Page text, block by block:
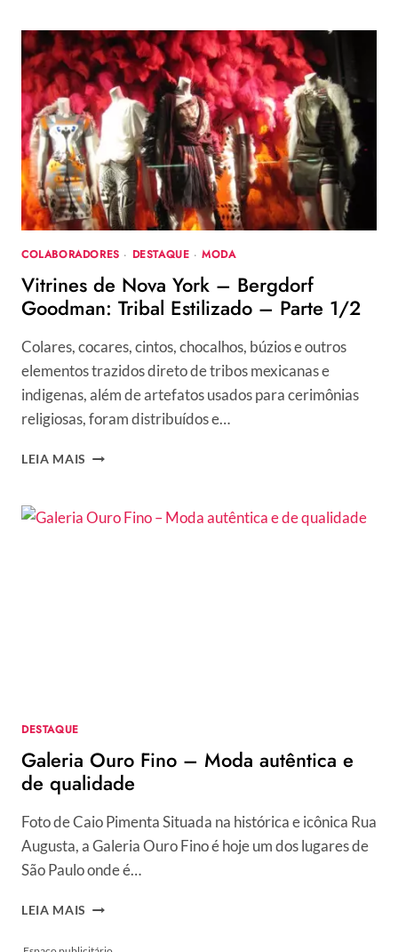
JAZZÍSTICA
A
PIANISTA
MEL
VAN
LANGENDONCK
APRESENTA
SOMA
EM
TRÊS
COLABORADORES · DESTAQUE ·MODA
Vitrines de Nova York – Bergdorf
Goodman: Tribal Estilizado – Parte 1/2
Colares, cocares, cintos, chocalhos, búzios e outros
elementos trazidos direto de tribos mexicanas e
indigenas, além de artefatos usados para cerimônias
religiosas, foram distribuídos e…
LEIA MAIS VITRINES
YORK
DESTAQUE
Galeria Ouro Fino – Moda autêntica e
de qualidade
Foto de Caio Pimenta Situada na histórica e icônica Rua
Augusta, a Galeria Ouro Fino é hoje um dos lugares de
São Paulo onde é…
LEIA MAIS GALERIA